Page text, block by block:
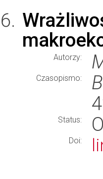
Autorzy:
Czasopismo:
Status:
Doi: